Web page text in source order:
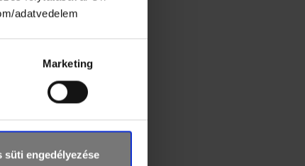
adatvedelem
Marketing
süti engedélyezése
).
Facebook-
döntőjének